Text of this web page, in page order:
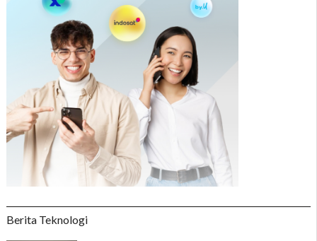
Berita Teknologi